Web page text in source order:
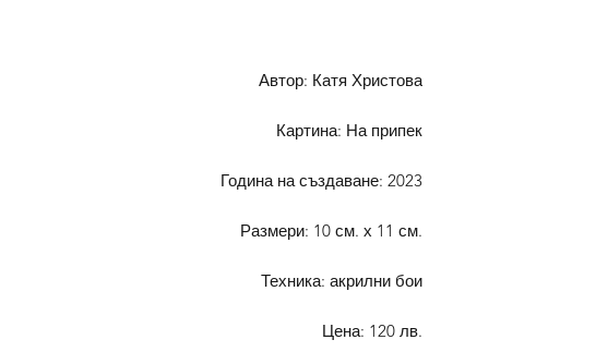
Автор: Катя Христова
Картина: На припек
Година на създаване: 2023
Размери: 10 см. х 11 см.
Техника: акрилни бои
Цена: 120 лв.